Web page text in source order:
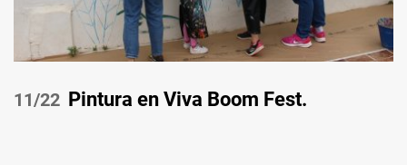
/22 Pintura en Viva Boom Fest.